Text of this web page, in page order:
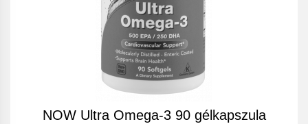
NOW Ultra Omega-3 90 gélkapszula